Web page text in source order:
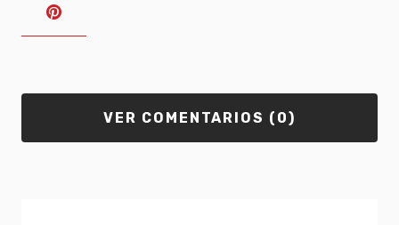
VER COMENTARIOS (0)